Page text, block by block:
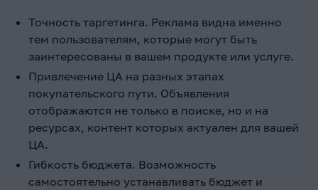
Точность таргетинга. Реклама видна именно
тем пользователям, которые могут быть
заинтересованы в вашем продукте или услуге.
Привлечение ЦА на разных этапах
покупательского пути. Объявления
отображаются не только в поиске, но и на
ресурсах, контент которых актуален для вашей
ЦА.
Гибкость бюджета. Возможность
самостоятельно устанавливать бюджет и